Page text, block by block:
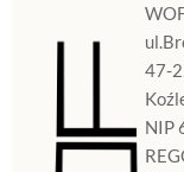
47-
NIP